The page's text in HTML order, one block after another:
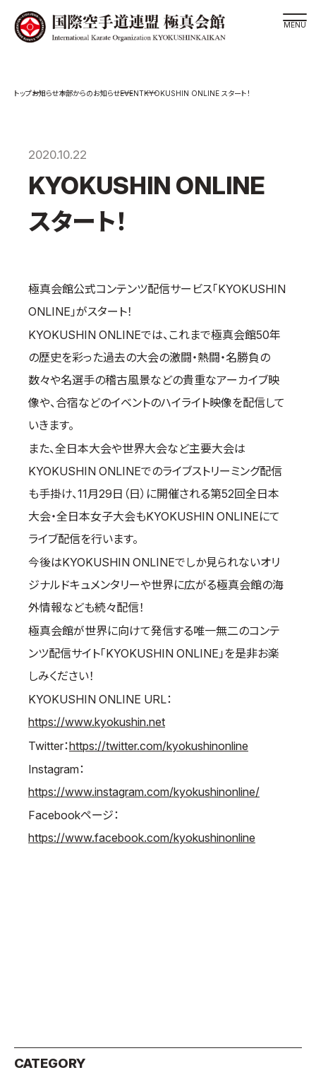
大山倍達総裁 紹介
松井章奎館長 紹介
役員紹介
各委員会紹介
国際空手道連盟について
お知らせ
本部からのお知らせ
支部からのお知らせ
公式記録
試合規則
入門のご案内
会員制度
取材のお申し込み
本サイトについて
プライバシーポリシー
サイトマップ
Language
日本語
お知らせ本部からのお知らせEVENTKYOKUSHIN ONLINE スタート！
2020.10.22
KYOKUSHIN ONLINE
スタート！
極真会館公式コンテンツ配信サービス「KYOKUSHIN
ONLINE」がスタート！
KYOKUSHIN ONLINEでは、これまで極真会館50年
の歴史を彩った過去の大会の激闘・熱闘・名勝負の
数々や名選手の稽古風景などの貴重なアーカイブ映
像や、合宿などのイベントのハイライト映像を配信して
いきます。
また、全日本大会や世界大会など主要大会は
KYOKUSHIN ONLINEでのライブストリーミング配信
も手掛け、11月29日（日）に開催される第52回全日本
大会・全日本女子大会もKYOKUSHIN ONLINEにて
ライブ配信を行います。
今後はKYOKUSHIN ONLINEでしか見られないオリ
ジナルドキュメンタリーや世界に広がる極真会館の海
外情報なども続々配信！
極真会館が世界に向けて発信する唯一無二のコンテ
ンツ配信サイト「KYOKUSHIN ONLINE」を是非お楽
しみください！
KYOKUSHIN ONLINE URL：
https://www.kyokushin.net
Twitter：https://twitter.com/kyokushinonline
Instagram：
https://www.instagram.com/kyokushinonline/
Facebookページ：
https://www.facebook.com/kyokushinonline
CATEGORY